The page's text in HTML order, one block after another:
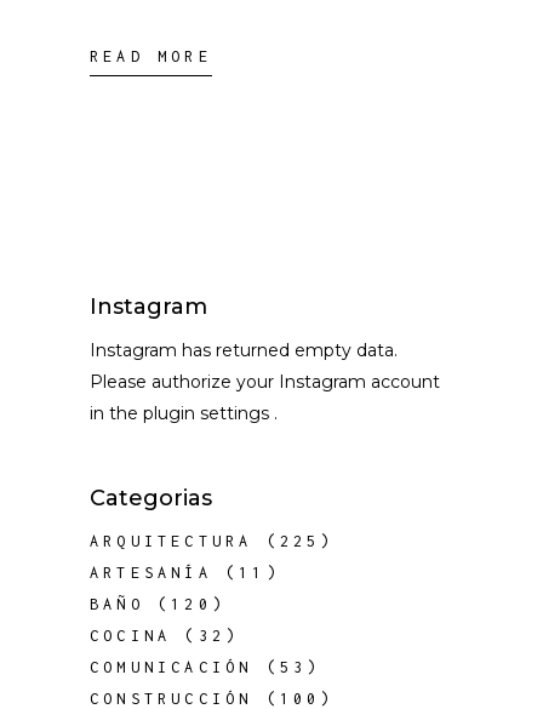
READ MORE
Instagram
Instagram has returned empty data.
Please authorize your Instagram account
in the plugin settings .
Categorias
ARQUITECTURA
(225)
ARTESANÍA
(11)
BAÑO
(120)
COCINA
(32)
COMUNICACIÓN
(53)
CONSTRUCCIÓN
(100)